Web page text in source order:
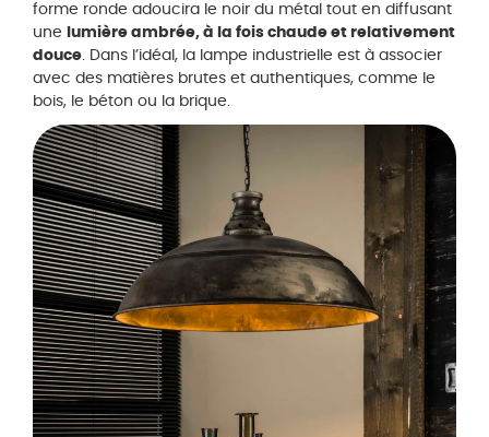
forme ronde adoucira le noir du métal tout en diffusant
une
lumière ambrée, à la fois chaude et relativement
douce. Dans l’idéal, la lampe industrielle est à associer
avec des matières brutes et authentiques, comme le
bois, le béton ou la brique.